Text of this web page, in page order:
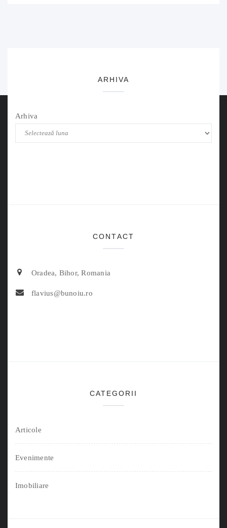
ARHIVA
Arhiva
CONTACT
Oradea, Bihor, Romania
flavius@bunoiu.ro
CATEGORII
Articole
Evenimente
Imobiliare